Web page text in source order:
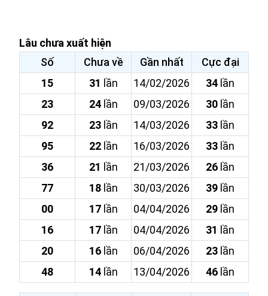
Lâu chưa xuất hiện
Số
Chưa về Gần nhất
Cực đại
15
31 lần 14/02/2026 34 lần
23
24lần 09/03/2026 30 lần
92
23lần 14/03/2026 33 lần
95
22lần 16/03/2026 33 lần
36
21 lần 21/03/2026 26 lần
77
18lần 30/03/2026 39 lần
00
17lần 04/04/2026 29 lần
16
17lần 04/04/2026 31 lần
20
16lần 06/04/2026 23 lần
48
14lần 13/04/2026 46 lần